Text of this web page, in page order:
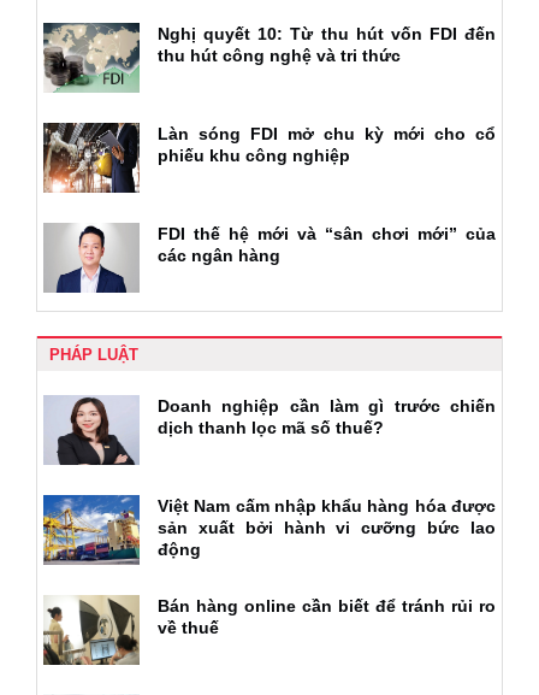
Nghị quyết 10: Từ thu hút vốn FDI đến
thu hút công nghệ và tri thức
Làn sóng FDI mở chu kỳ mới cho cổ
phiếu khu công nghiệp
FDI thế hệ mới và “sân chơi mới” của
các ngân hàng
PHÁP LUẬT
Doanh nghiệp cần làm gì trước chiến
dịch thanh lọc mã số thuế?
Việt Nam cấm nhập khẩu hàng hóa được
sản xuất bởi hành vi cưỡng bức lao
động
Bán hàng online cần biết để tránh rủi ro
về thuế